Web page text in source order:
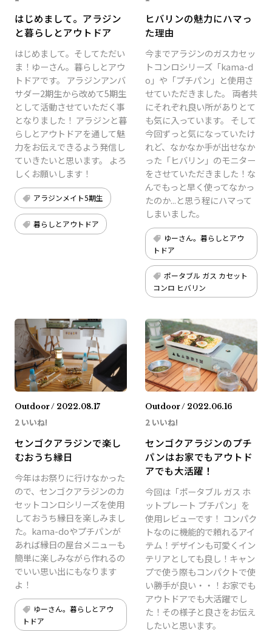
はじめまして。アラジン
と暮らしとアウトドア
はじめまして。そしてただい
ま！ゆーさん。暮らしとアウ
トドアです。 アラジンアンバ
サダー2期生から改めて5期生
として活動させていただく事
となりました！ アラジンと暮
らしとアウトドアを通して魅
力をお伝えできるよう発信し
ていきたいと思います。 よろ
しくお願いします！
アラジンメイト5期生
暮らしとアウトドア
ヒバリンの魅力にハマっ
た理由
今までアラジンのガスカセッ
トコンロシリーズ「kama-d
o」や「プチパン」と使用さ
せていただきました。 両者共
にそれぞれ良い所がありとて
も気に入っています。 そして
今回ずっと気になっていたけ
れど、なかなか手が出せなか
った「ヒバリン」のモニター
をさせていただきました！な
んでもっと早く使ってなかっ
たのか...と思う程にハマって
しまいました。
ゆーさん。暮らしとアウ
トドア
ポータブル ガス カセット
コンロ ヒバリン
Outdoor / 2022.08.17
2 いいね!
センゴクアラジンで楽し
むおうち縁日
今年はお祭りに行けなかった
ので、センゴクアラジンのカ
セットコンロシリーズを使用
しておうち縁日を楽しみまし
た。kama-doやプチパンが
あれば縁日の屋台メニューも
簡単に楽しみながら作れるの
でいい思い出にもなります
よ！
ゆーさん。暮らしとアウ
トドア
Outdoor / 2022.06.16
2 いいね!
センゴクアラジンのプチ
パンはお家でもアウトド
アでも大活躍！
今回は「ポータブル ガス ホ
ットプレート プチパン」を
使用レビューです！ コンパク
トなのに機能的で頼れるアイ
テム！デザインも可愛くイン
テリアとしても良し！キャン
プで使う際もコンパクトで使
い勝手が良い・・！お家でも
アウトドアでも大活躍でし
た！その様子と良さをお伝え
したいと思います。